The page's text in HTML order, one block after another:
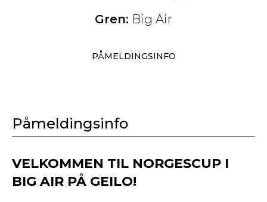
Gren: Big Air
PÅMELDINGSINFO
Påmeldingsinfo
VELKOMMEN TIL NORGESCUP I
BIG AIR PÅ GEILO!